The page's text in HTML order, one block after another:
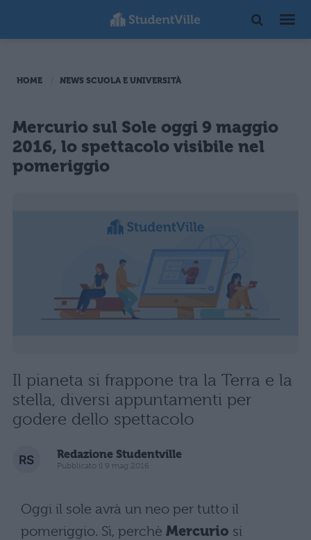
HOME NEWS SCUOLA E UNIVERSITÀ
Mercurio sul Sole oggi 9 maggio
2016, lo spettacolo visibile nel
pomeriggio
Il pianeta si frappone tra la Terra e la
stella, diversi appuntamenti per
godere dello spettacolo
Redazione Studentville
Pubblicato il 9 mag 2016
Oggi il sole avrà un neo per tutto il
pomeriggio. Sì, perchè Mercurio si